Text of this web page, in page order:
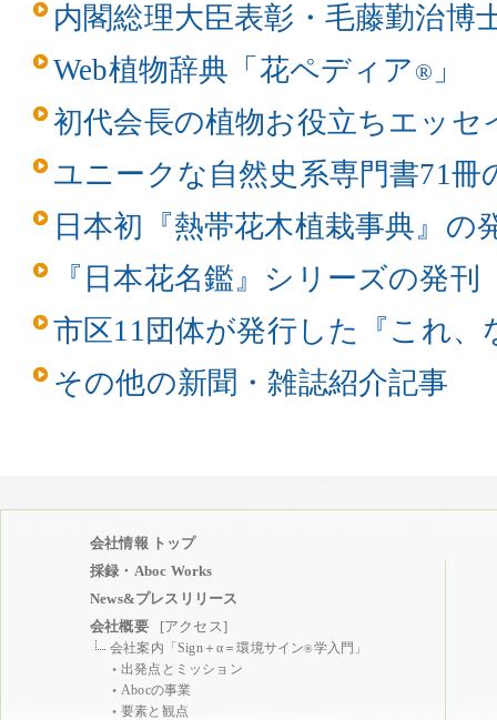
内閣総理大臣表彰・毛藤勤治博
Web植物辞典「花ペディア ® 」
初代会長の植物お役立ちエッセ
ユニークな自然史系専門書71冊
日本初『熱帯花木植栽事典』の
『日本花名鑑』シリーズの発刊
市区11団体が発行した『これ、
その他の新聞・雑誌紹介記事
会社情報 トップ
採録・Aboc Works
News&プレスリリース
会社概要
[アクセス]
会社案内「Sign＋α＝環境サイン®学入門」
出発点とミッション
Abocの事業
要素と観点